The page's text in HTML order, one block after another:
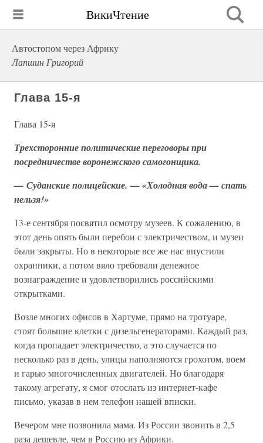
ВикиЧтение
Автостопом через Африку
Лапшин Григорий
Глава 15-я
Глава 15-я
Трехсторонние политические переговоры при
посредничестве воронежского самогонщика.
— Суданские полицейские. — «Холодная вода — спать
нельзя!»
13-е сентября посвятил осмотру музеев. К сожалению, в
этот день опять были перебои с электричеством, и музеи
были закрыты. Но в некоторые все же нас впустили
охранники, а потом вяло требовали денежное
вознаграждение и удовлетворились российскими
открытками.
Возле многих офисов в Хартуме, прямо на тротуаре,
стоят большие клетки с дизельгенераторами. Каждый раз,
когда пропадает электричество, а это случается по
несколько раз в день, улицы наполняются грохотом, воем
и гарью многочисленных двигателей. Но благодаря
такому агрегату, я смог отослать из интернет-кафе
письмо, указав в нем телефон нашей вписки.
Вечером мне позвонила мама. Из России звонить в 2,5
раза дешевле, чем в Россию из Африки.